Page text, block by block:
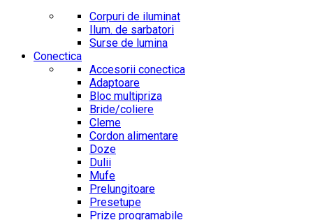
Corpuri de iluminat
Ilum. de sarbatori
Surse de lumina
Conectica
Accesorii conectica
Adaptoare
Bloc multipriza
Bride/coliere
Cleme
Cordon alimentare
Doze
Dulii
Mufe
Prelungitoare
Presetupe
Prize programabile